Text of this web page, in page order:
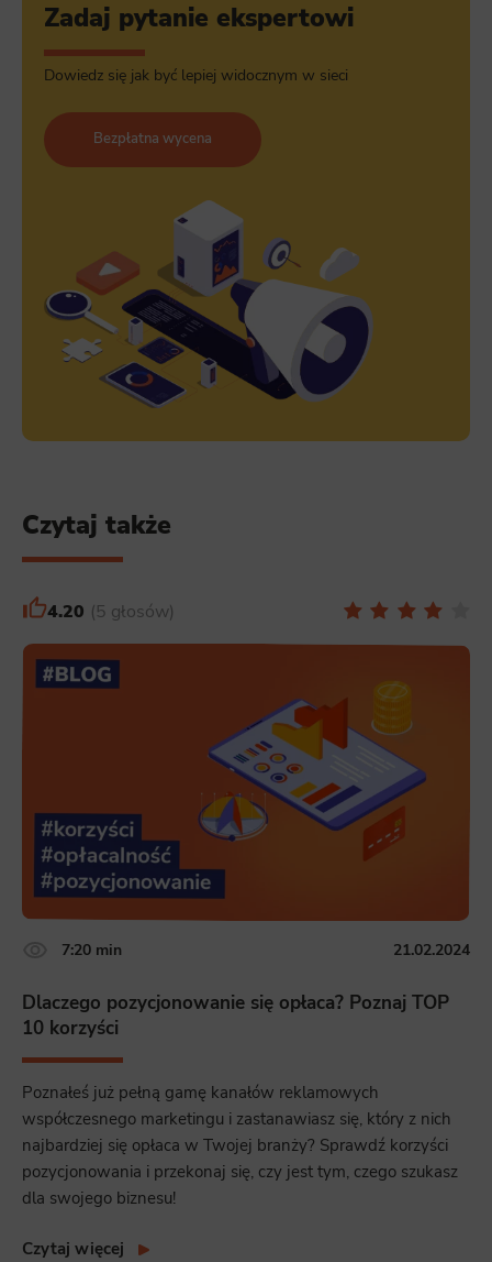
Zadaj pytanie ekspertowi
Dowiedz się jak być lepiej widocznym w sieci
Bezpłatna wycena
Czytaj także
4.20 5 głosów
7:20 min 21.02.2024
Dlaczego pozycjonowanie się opłaca? Poznaj TOP
10 korzyści
Poznałeś już pełną gamę kanałów reklamowych
współczesnego marketingu i zastanawiasz się, który z nich
najbardziej się opłaca w Twojej branży? Sprawdź korzyści
pozycjonowania i przekonaj się, czy jest tym, czego szukasz
dla swojego biznesu!
Czytaj więcej